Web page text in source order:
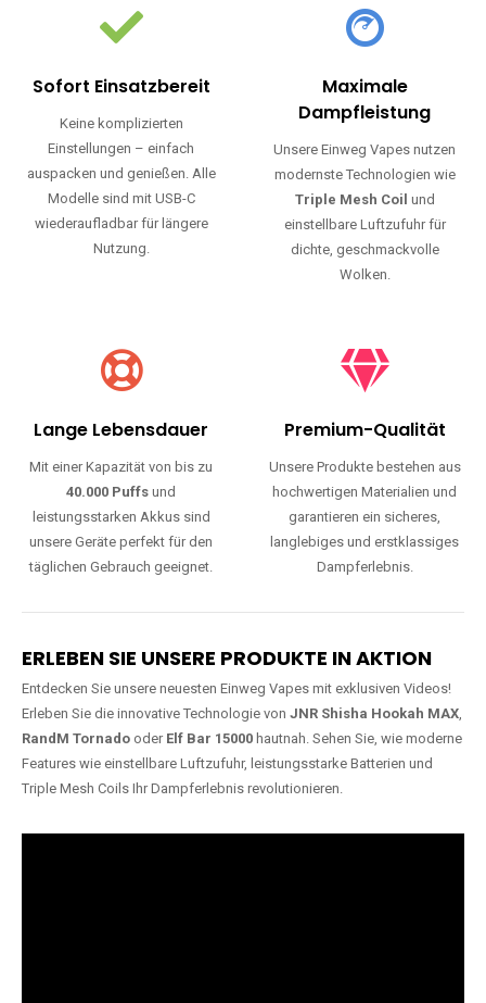
Sofort Einsatzbereit
Keine komplizierten
Einstellungen – einfach
auspacken und genießen. Alle
Modelle sind mit USB-C
wiederaufladbar für längere
Nutzung.
Maximale
Dampfleistung
Unsere Einweg Vapes nutzen
modernste Technologien wie
Triple Mesh Coil und
einstellbare Luftzufuhr für
dichte, geschmackvolle
Wolken.
Lange Lebensdauer
Mit einer Kapazität von bis zu
40.000 Puffs und
leistungsstarken Akkus sind
unsere Geräte perfekt für den
täglichen Gebrauch geeignet.
Premium-Qualität
Unsere Produkte bestehen aus
hochwertigen Materialien und
garantieren ein sicheres,
langlebiges und erstklassiges
Dampferlebnis.
ERLEBEN SIE UNSERE PRODUKTE IN AKTION
Entdecken Sie unsere neuesten Einweg Vapes mit exklusiven Videos!
Erleben Sie die innovative Technologie von JNR Shisha Hookah MAX,
RandM Tornado oder Elf Bar 15000 hautnah. Sehen Sie, wie moderne
Features wie einstellbare Luftzufuhr, leistungsstarke Batterien und
Triple Mesh Coils Ihr Dampferlebnis revolutionieren.